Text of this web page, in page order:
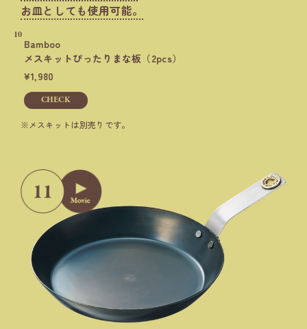
お皿としても使用可能。
10
Bamboo
メスキットぴったりまな板 （2pcs）
1,980
CHECK
メスキットは別売りです。